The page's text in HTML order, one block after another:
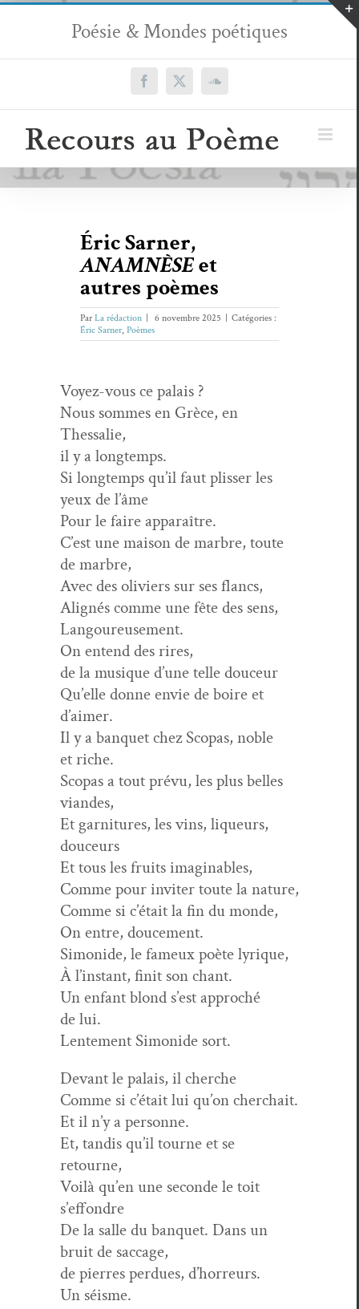
Passer
contenu
Poésie & Mondes poétiques
Facebook
X SoundCloud
Éric Sarner,
ANAMNÈSEet
autres poèmes
ParLa rédaction 6 novembre 2025
Catégories :
Éric Sarner, Poèmes
Voyez-vous ce palais ?
Nous sommes en Grèce, en
Thessalie,
il y a longtemps.
Si longtemps qu’il faut pliss­er les
yeux de l’âme
Pour le faire apparaître.
C’est une mai­son de mar­bre, toute
de marbre,
Avec des oliviers sur ses flancs,
Alignés comme une fête des sens,
Langoureusement.
On entend des rires,
de la musique d’une telle douceur
Qu’elle donne envie de boire et
d’aimer.
Il y a ban­quet chez Sco­pas, noble
et riche.
Sco­pas a tout prévu, les plus belles
viandes,
Et gar­ni­tures, les vins, liqueurs,
douceurs
Et tous les fruits imaginables,
Comme pour inviter toute la nature,
Comme si c’était la fin du monde,
On entre, doucement.
Simonide, le fameux poète lyrique,
À l’instant, finit son chant.
Un enfant blond s’est approché
de lui.
Lente­ment Simonide sort.
Devant le palais, il cherche
Comme si c’était lui qu’on cherchait.
Et il n’y a personne.
Et, tan­dis qu’il tourne et se
retourne,
Voilà qu’en une sec­onde le toit
s’effondre
De la salle du ban­quet. Dans un
bruit de saccage,
de pier­res per­dues, d’horreurs.
Un séisme.